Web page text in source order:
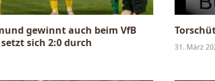
gewinnt auch beim VfB
sich 2:0 durch
31. März